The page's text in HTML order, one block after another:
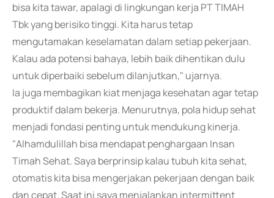
bisa kita tawar, apalagi di lingkungan kerja PT TIMAH
Tbk yang berisiko tinggi. Kita harus tetap
mengutamakan keselamatan dalam setiap pekerjaan.
Kalau ada potensi bahaya, lebih baik dihentikan dulu
untuk diperbaiki sebelum dilanjutkan," ujarnya.
Ia juga membagikan kiat menjaga kesehatan agar tetap
produktif dalam bekerja. Menurutnya, pola hidup sehat
menjadi fondasi penting untuk mendukung kinerja.
"Alhamdulillah bisa mendapat penghargaan Insan
Timah Sehat. Saya berprinsip kalau tubuh kita sehat,
otomatis kita bisa mengerjakan pekerjaan dengan baik
dan cepat. Saat ini saya menjalankan intermittent